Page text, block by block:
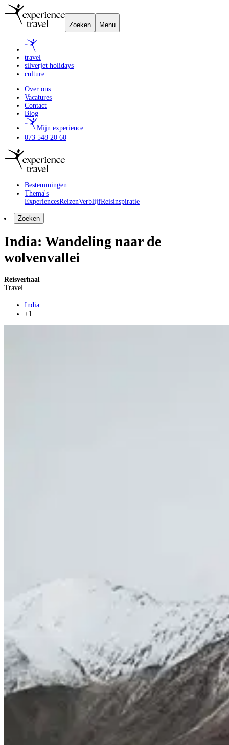
Zoeken Menu
travel
silverjet holidays
culture
Over ons
Vacatures
Contact
Blog
Mijn experience
073 548 20 60
Bestemmingen
Thema's
ExperiencesReizenVerblijfReisinspiratie
Zoeken
India: Wandeling naar de
wolvenvallei
Reisverhaal
Travel
India
+1